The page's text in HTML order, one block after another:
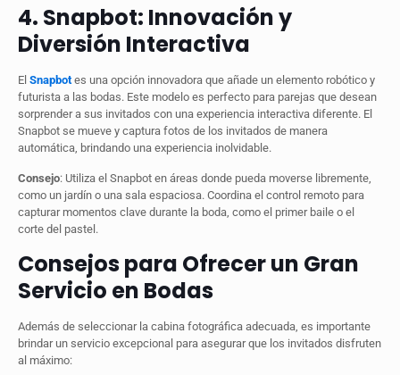
4. Snapbot: Innovación y
Diversión Interactiva
El Snapbot es una opción innovadora que añade un elemento robótico y
futurista a las bodas. Este modelo es perfecto para parejas que desean
sorprender a sus invitados con una experiencia interactiva diferente. El
Snapbot se mueve y captura fotos de los invitados de manera
automática, brindando una experiencia inolvidable.
Consejo: Utiliza el Snapbot en áreas donde pueda moverse libremente,
como un jardín o una sala espaciosa. Coordina el control remoto para
capturar momentos clave durante la boda, como el primer baile o el
corte del pastel.
Consejos para Ofrecer un Gran
Servicio en Bodas
Además de seleccionar la cabina fotográfica adecuada, es importante
brindar un servicio excepcional para asegurar que los invitados disfruten
al máximo: